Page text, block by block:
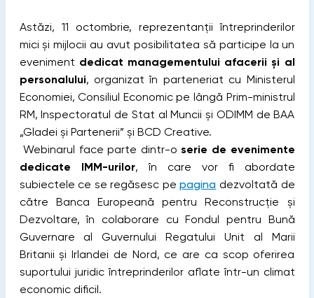
Astăzi, 11 octombrie, reprezentanții întreprinderilor
mici și mijlocii au avut posibilitatea să participe la un
eveniment dedicat managementului afacerii și al
personalului, organizat în parteneriat cu Ministerul
Economiei, Consiliul Economic pe lângă Prim-ministrul
RM, Inspectoratul de Stat al Muncii și ODIMM de BAA
„Gladei și Partenerii” și BCD Creative.
Webinarul face parte dintr-o serie de evenimente
dedicate IMM-urilor, în care vor fi abordate
subiectele ce se regăsesc pepagina dezvoltată de
către Banca Europeană pentru Reconstrucție și
Dezvoltare, în colaborare cu Fondul pentru Bună
Guvernare al Guvernului Regatului Unit al Marii
Britanii și Irlandei de Nord, ce are ca scop oferirea
suportului juridic întreprinderilor aflate într-un climat
economic dificil.